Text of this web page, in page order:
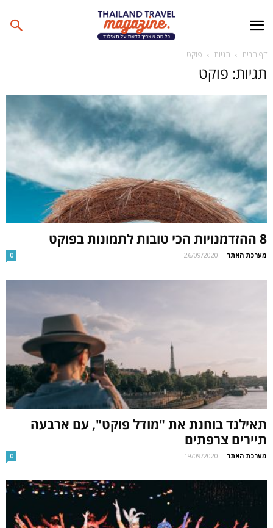
דף הבית תגיות פוקט
תגיות: פוקט
8 ההזדמנויות הכי טובות לתמונות בפוקט
מערכת האתר -
26/09/2020
0
תאילנד בוחנת את "מודל פוקט", עם ארבעה
תיירים צרפתים
מערכת האתר -
19/09/2020
0